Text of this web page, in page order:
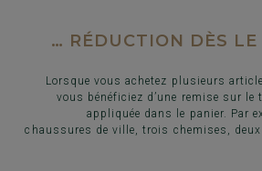
… RÉDUCTION DÈS
Lorsque vous achetez plusieurs
vous bénéficiez d’une remise sur
appliquée dans le panier. Par
chaussures de ville, trois chemises, deux